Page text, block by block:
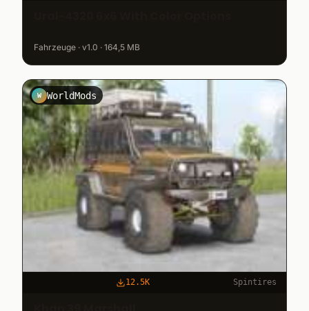
Fahrzeuge · v1.0 · 164,5 MB
W WorldMods
12.5K Spintires